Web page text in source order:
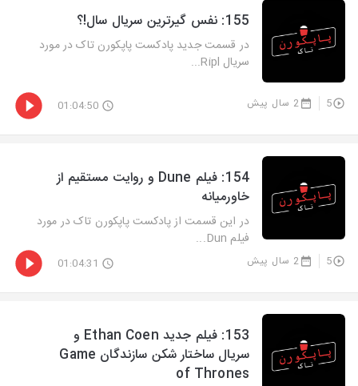
‫155: نفس گیرترین سریال سال!؟
در قسمت جدید پادکست پاپکورن تاک در مورد
سریال Ripl...
5 2 سال پیش 01:04:50
‫154: فیلم Dune و روایت مستقیم از
خاورمیانه
در این قسمت از پادکست پاپکورن تاک در مورد
فیلم Dun...
5 2 سال پیش 01:04:31
‫153: فیلم جدید Ethan Coen و
سریال ساختار شکن سازندگان Game
of Thrones